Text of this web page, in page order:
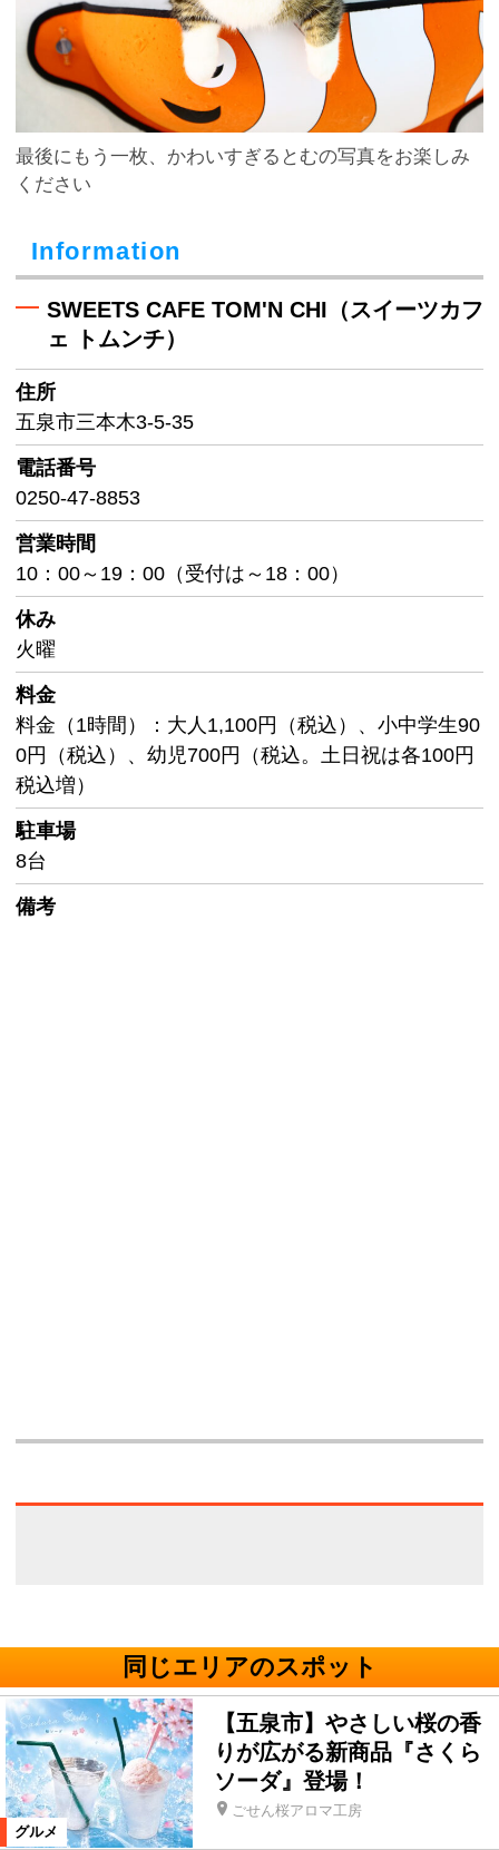
最後にもう一枚、かわいすぎるとむの写真をお楽しみ
ください
Information
SWEETS CAFE TOM'N CHI（スイーツカフ
ェ トムンチ）
住所
五泉市三本木3-5-35
電話番号
0250-47-8853
営業時間
10：00～19：00（受付は～18：00）
休み
火曜
料金
料金（1時間）：大人1,100円（税込）、小中学生90
0円（税込）、幼児700円（税込。土日祝は各100円
税込増）
駐車場
8台
備考
同じエリアのスポット
グルメ
【五泉市】やさしい桜の香
りが広がる新商品『さくら
ソーダ』登場！
ごせん桜アロマ工房